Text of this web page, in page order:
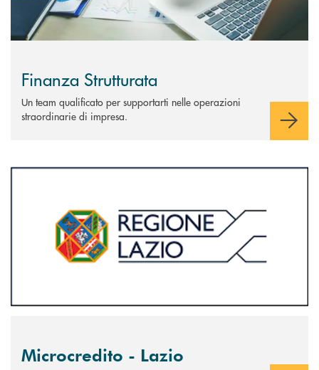
Finanza Strutturata
Un team qualificato per supportarti nelle operazioni
straordinarie di impresa.
Scopri di più Microcredito - Lazio
Microcredito - Lazio